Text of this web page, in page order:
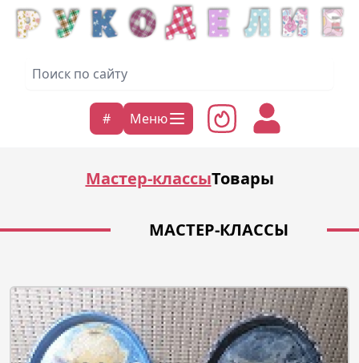
# Меню
Мастер-классыТовары
МАСТЕР-КЛАССЫ